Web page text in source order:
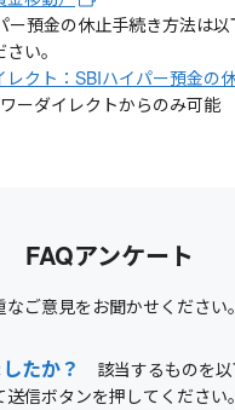
ー預金の休止手続き方法は
い。
レクト：SBIハイパー預金の
ーダイレクトからのみ可能
FAQアンケート
なご意見をお聞かせください。
たか？
該当するものを
送信ボタンを押してください。